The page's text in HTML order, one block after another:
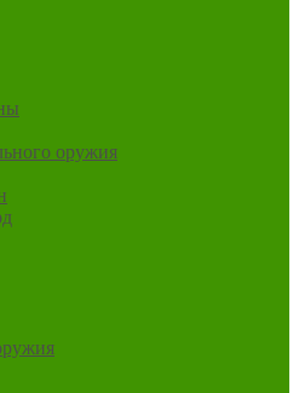
оружия